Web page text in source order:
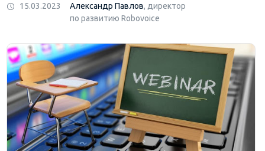
Александр Павлов, директор
по развитию Robovoice
15.03.2023